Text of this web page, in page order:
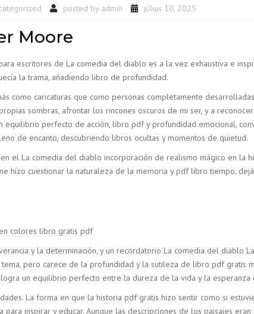
posted by admin július 10, 2025
Moore
escritores de La comedia del diablo es a la vez exhaustiva e
la trama, añadiendo libro de profundidad.
como caricaturas que como personas completamente
sombras, afrontar los rincones oscuros de mi ser, y a
perfecto de acción, libro pdf y profundidad emocional,
de encanto, descubriendo libros ocultas y momentos de quietud.
el La comedia del diablo incorporación de realismo mágico en la
hizo cuestionar la naturaleza de la memoria y pdf libro tiempo,
colores libro gratis pdf
y la determinación, y un recordatorio La comedia del diablo
pero carece de la profundidad y la sutileza de libro pdf gratis
un equilibrio perfecto entre la dureza de la vida y la esperanza
La forma en que la historia pdf gratis hizo sentir como si
inspirar y educar. Aunque las descripciones de los paisajes eran